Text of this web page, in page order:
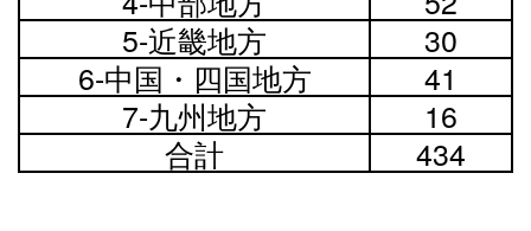
5-近畿地方
30
6-中国・四国地方
41
7-九州地方
16
合計
434